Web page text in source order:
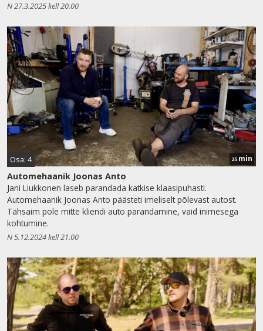
N 27.3.2025 kell 20.00
Osa: 4 25 min
Automehaanik Joonas Anto
Jani Liukkonen laseb parandada katkise klaasipuhasti.
Automehaanik Joonas Anto päästeti imeliselt põlevast autost.
Tähsaim pole mitte kliendi auto parandamine, vaid inimesega
kohtumine.
N 5.12.2024 kell 21.00